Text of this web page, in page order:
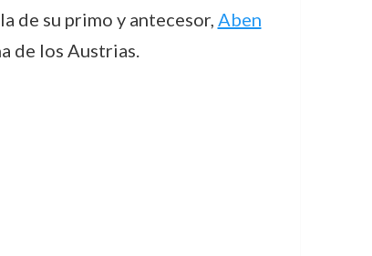
de su primo y antecesor, Aben
de los Austrias.